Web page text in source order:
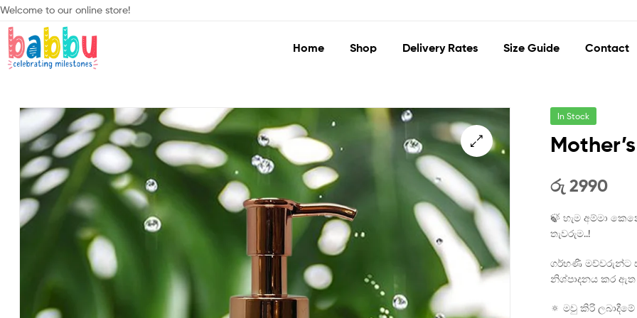
Welcome to our online store!
Celebrating
Milestones
Home Shop Delivery Rates Size Guide Contact
🔍
In Stock
රු 2990
🍃 හැම අම්මා
තැවරුම..!
ගර්භණී මව්වරුන්ට
නිශ්පාදනය කර ඇත
🔅 මවු කිරි